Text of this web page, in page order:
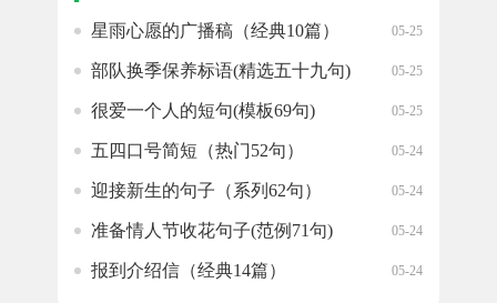
星雨心愿的广播稿（经典10篇） 05-25
部队换季保养标语(精选五十九句) 05-25
很爱一个人的短句(模板69句) 05-25
五四口号简短（热门52句） 05-24
迎接新生的句子（系列62句） 05-24
准备情人节收花句子(范例71句) 05-24
报到介绍信（经典14篇） 05-24